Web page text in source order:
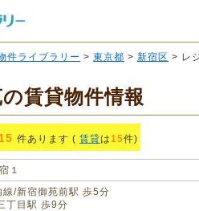
件ライブラリー > 東京都 > 新宿区 > レ
賃貸物件情報
15 件あります ( 賃貸は15件)
１
/新宿御苑前駅 歩5分
丁目駅 歩9分